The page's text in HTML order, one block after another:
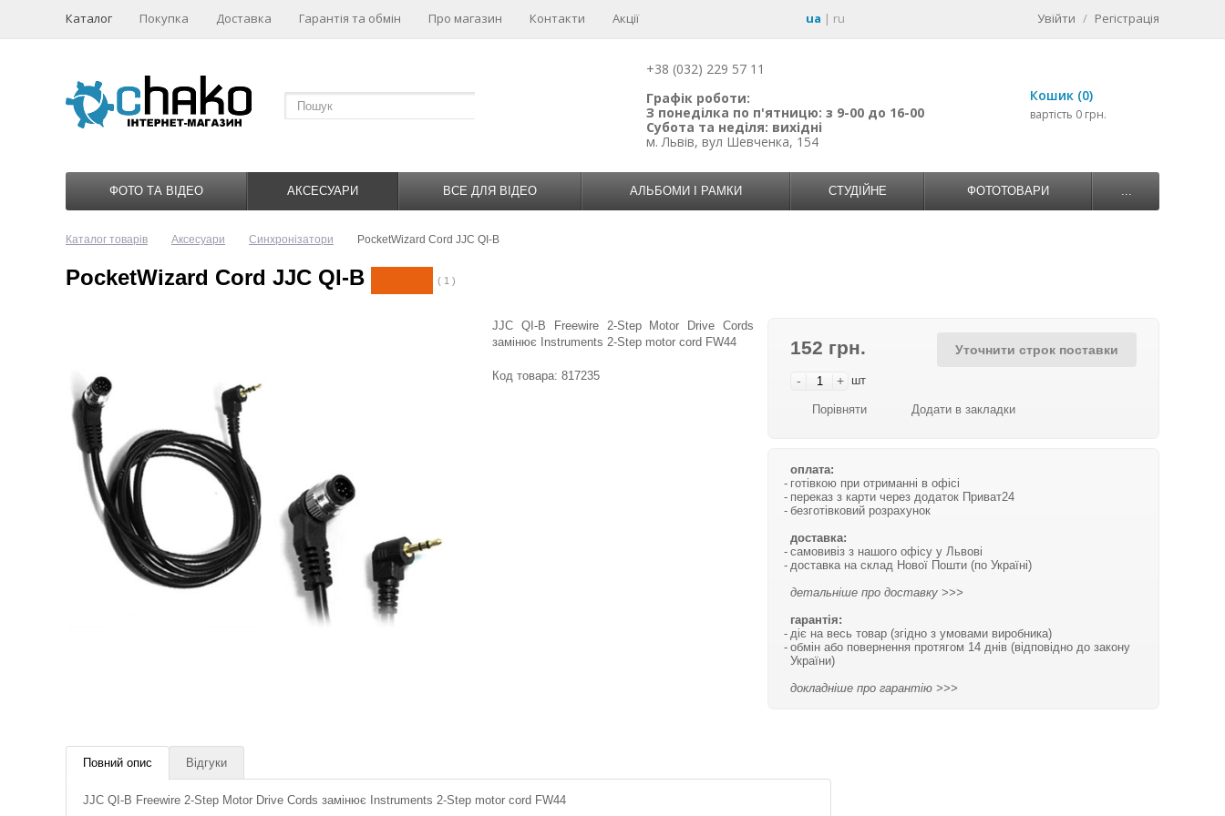
Каталог Покупка Доставка Гарантія та обмін Про магазин Контакти Акції ua | ru Увійти / Регістрація
+38 (032) 229 57 11
Графік роботи:
З понеділка по п'ятницю: з 9-00 до 16-00
Субота та неділя: вихідні
м. Львів, вул Шевченка, 154
Кошик (0)
вартість 0 грн.
ФОТО ТА ВІДЕО АКСЕСУАРИ ВСЕ ДЛЯ ВІДЕО АЛЬБОМИ І РАМКИ СТУДІЙНЕ ФОТОТОВАРИ ...
Каталог товарів Аксесуари Синхронізатори PocketWizard Cord JJC QI-B
PocketWizard Cord JJC QI-B ( 1 )
152 грн.
- + шт
Уточнити строк поставки
Порівняти Додати в закладки
оплата:
готівкою при отриманні в офісі
переказ з карти через додаток Приват24
безготівковий розрахунок
доставка:
самовивіз з нашого офісу у Львові
доставка на склад Нової Пошти (по Україні)
детальніше про доставку >>>
гарантія:
діє на весь товар (згідно з умовами виробника)
обмін або повернення протягом 14 днів (відповідно до закону
України)
докладніше про гарантію >>>
JJC QI-B Freewire 2-Step Motor Drive Cords
замінює Instruments 2-Step motor cord FW44
Код товара: 817235
Повний опис Відгуки
JJC QI-B Freewire 2-Step Motor Drive Cords замінює Instruments 2-Step motor cord FW44